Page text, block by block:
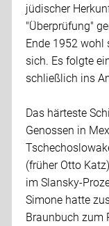
jüdischer
"Überprüfung"
Ende 1952
sich. Es folgte
schließlich ins
Das härteste
Genossen in
(früher Otto
im Slansky-
Simone hatte
Braunbuch zum